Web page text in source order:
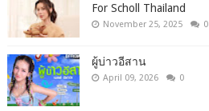
For Scholl Thailand
November 25, 2025 0
ผู้บ่าวอีสาน
April 09, 2026 0